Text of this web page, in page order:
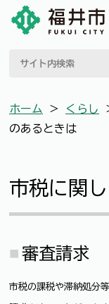
ホーム ＞ くらし
のあるときは
市税に関
審査請求
市税の課税や滞納処分